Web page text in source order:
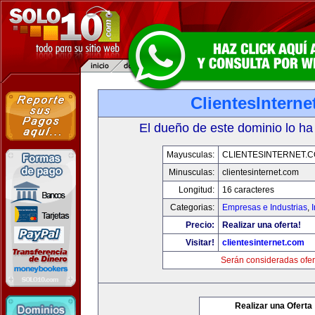
El dueño de este dominio lo
Mayusculas:
Minusculas:
clientesinternet.com
Longitud:
16 caracteres
Categorias:
Empresas e Industrias,
Precio:
Realizar una oferta!
Visitar!
clientesinternet.com
Serán consideradas
Realizar una Oferta